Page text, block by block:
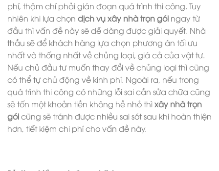
phí, thậm chí phải gián đoạn quá trình thi công. Tuy
nhiên khi lựa chọn dịch vụ xây nhà trọn gói ngay từ
đầu thì vấn đề này sẽ dễ dàng được giải quyết. Nhà
thầu sẽ để khách hàng lựa chọn phương án tối ưu
nhất và thống nhất về chủng loại, giá cả của vật tư.
Nếu chủ đầu tư muốn thay đổi về chủng loại thì cũng
có thể tự chủ động về kinh phí. Ngoài ra, nếu trong
quá trình thi công có những lỗi sai cần sửa chữa cũng
sẽ tốn một khoản tiền không hề nhỏ thìxây nhà trọn
góicũng sẽ tránh được nhiều sai sót sau khi hoàn thiện
hơn, tiết kiệm chi phí cho vấn đề này.